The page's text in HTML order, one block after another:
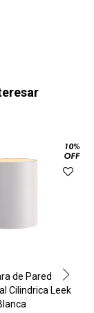
de Pared
Cilindrica Leek